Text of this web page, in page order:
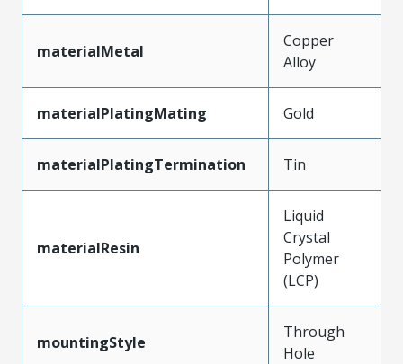
materialMetal
Copper
Alloy
materialPlatingMating Gold
materialPlatingTermination Tin
materialResin
Liquid
Crystal
Polymer
(LCP)
mountingStyle
Through
Hole